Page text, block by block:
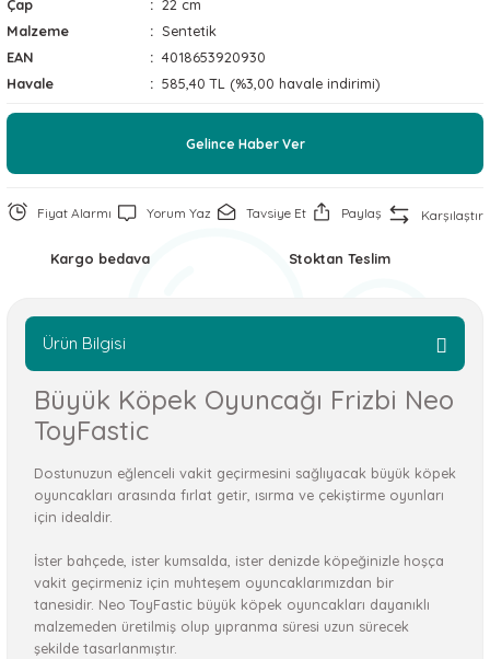
Soğutucu Matlar
Çap
22 cm
Malzeme
Sentetik
EAN
4018653920930
Havale
585,40 TL (%3,00 havale indirimi)
Gelince Haber Ver
Fiyat Alarmı Yorum Yaz Tavsiye Et Paylaş Karşılaştır
Kargo bedava Stoktan Teslim
Ürün Bilgisi
Büyük Köpek Oyuncağı Frizbi Neo
ToyFastic
Dostunuzun eğlenceli vakit geçirmesini sağlıyacak büyük köpek
oyuncakları arasında fırlat getir, ısırma ve çekiştirme oyunları
için idealdir.
İster bahçede, ister kumsalda, ister denizde köpeğinizle hoşça
vakit geçirmeniz için muhteşem oyuncaklarımızdan bir
tanesidir. Neo ToyFastic büyük köpek oyuncakları dayanıklı
malzemeden üretilmiş olup yıpranma süresi uzun sürecek
şekilde tasarlanmıştır.